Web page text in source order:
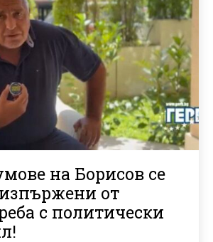
на Борисов се
от
с политически